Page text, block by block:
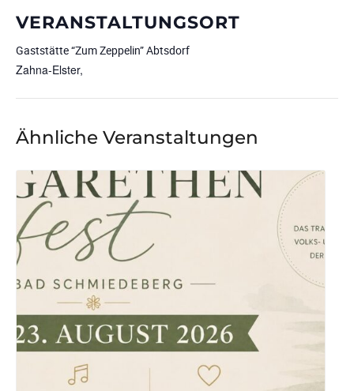
VERANSTALTUNGSORT
Gaststätte “Zum Zeppelin” Abtsdorf
Zahna-Elster,
Ähnliche Veranstaltungen